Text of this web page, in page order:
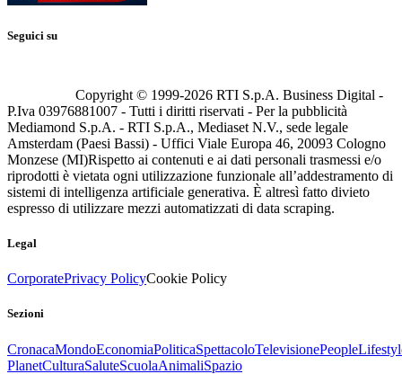
Seguici su
Copyright © 1999-2026 RTI S.p.A. Business Digital -
P.Iva 03976881007 - Tutti i diritti riservati - Per la pubblicità
Mediamond S.p.A. - RTI S.p.A., Mediaset N.V., sede legale
Amsterdam (Paesi Bassi) - Uffici Viale Europa 46, 20093 Cologno
Monzese (MI)Rispetto ai contenuti e ai dati personali trasmessi e/o
riprodotti è vietata ogni utilizzazione funzionale all’addestramento di
sistemi di intelligenza artificiale generativa. È altresì fatto divieto
espresso di utilizzare mezzi automatizzati di data scraping.
Legal
CorporatePrivacy PolicyCookie Policy
Sezioni
CronacaMondoEconomiaPoliticaSpettacoloTelevisionePeople
PlanetCulturaSaluteScuolaAnimaliSpazio